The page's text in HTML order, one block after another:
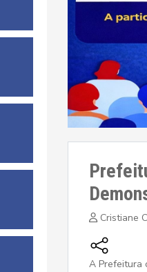
Cristiane
A Prefeitura